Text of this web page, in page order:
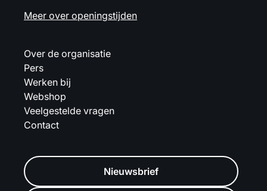
Meer over openingstijden
Over de organisatie
Pers
Werken bij
Webshop
Veelgestelde vragen
Contact
Nieuwsbrief